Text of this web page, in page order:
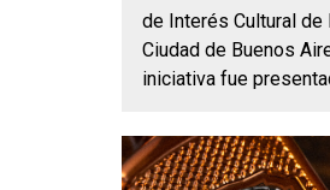
de Interés Cultural de
Ciudad de Buenos
iniciativa fue